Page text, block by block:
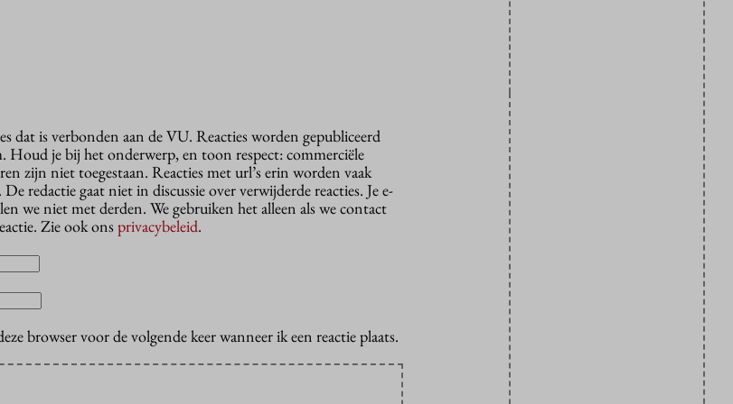
dat is verbonden aan de VU. Reacties worden gepubliceerd
Houd je bij het onderwerp, en toon respect: commerciële
zijn niet toegestaan. Reacties met url’s erin worden vaak
redactie gaat niet in discussie over verwijderde reacties. Je e-
we niet met derden. We gebruiken het alleen als we contact
Zie ook onsprivacybeleid.
browser voor de volgende keer wanneer ik een reactie plaats.